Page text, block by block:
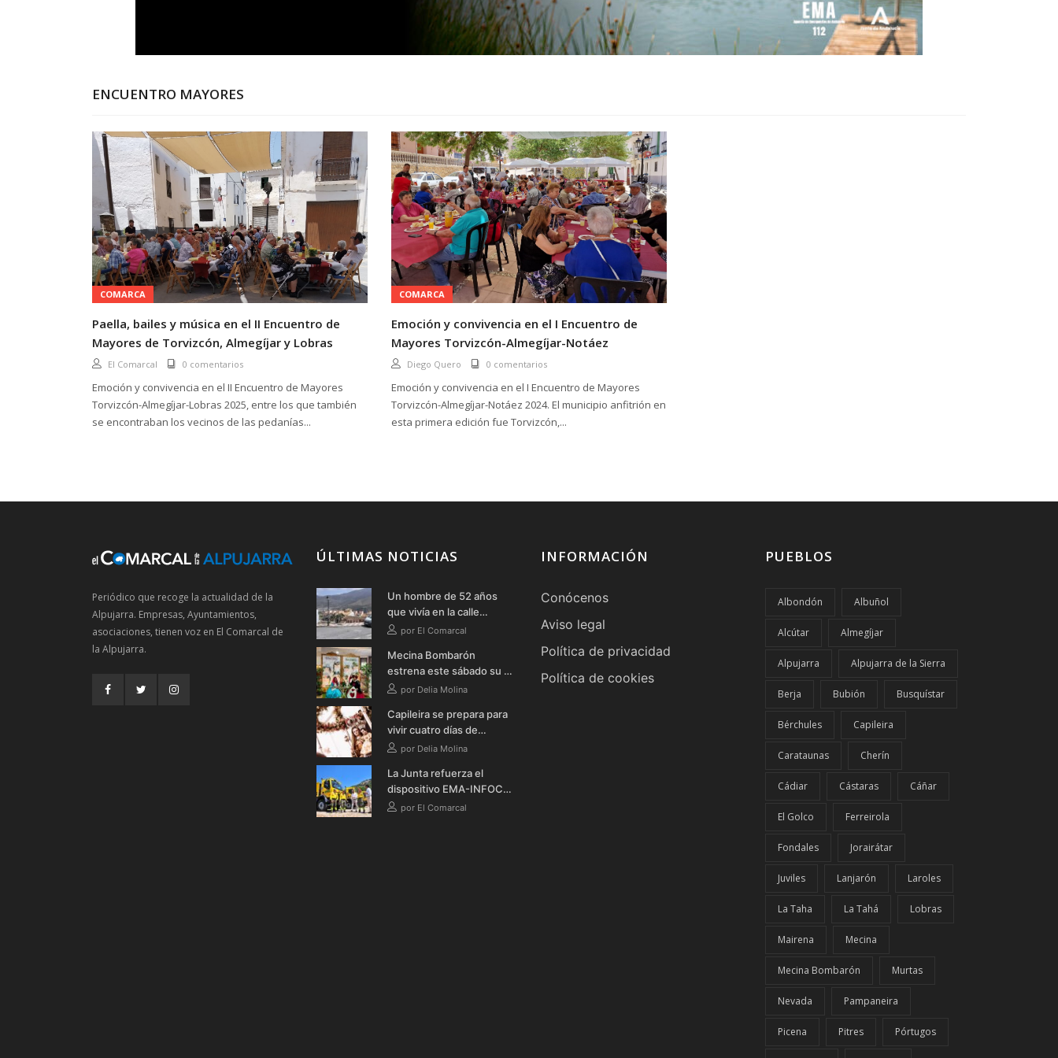
ENCUENTRO MAYORES
COMARCA
Paella, bailes y música en el II Encuentro de
Mayores de Torvizcón, Almegíjar y Lobras
El Comarcal 0 comentarios
Emoción y convivencia en el II Encuentro de Mayores
Torvizcón-Almegíjar-Lobras 2025, entre los que también
se encontraban los vecinos de las pedanías...
COMARCA
Emoción y convivencia en el I Encuentro de
Mayores Torvizcón-Almegíjar-Notáez
Diego Quero 0 comentarios
Emoción y convivencia en el I Encuentro de Mayores
Torvizcón-Almegíjar-Notáez 2024. El municipio anfitrión en
esta primera edición fue Torvizcón,...
Periódico que recoge la actualidad de la
Alpujarra. Empresas, Ayuntamientos,
asociaciones, tienen voz en El Comarcal de
la Alpujarra.
ÚLTIMAS NOTICIAS
Un hombre de 52 años
que vivía en la calle
fallece en Órgiva tras
una bañera
por El Comarcal
Mecina Bombarón
estrena este sábado su I
Ruta Literaria Teatralizada
teatro y verbena
por Delia Molina
Capileira se prepara para
vivir cuatro días de
celebración en honor a la
por Delia Molina
La Junta refuerza el
dispositivo EMA-INFOCA
en Granada con cinco
por El Comarcal
INFORMACIÓN
Conócenos
Aviso legal
Política de privacidad
Política de cookies
PUEBLOS
Albondón Albuñol
Alcútar Almegíjar
Alpujarra Alpujarra de la Sierra
Berja Bubión Busquístar
Bérchules Capileira
Carataunas Cherín
Cádiar Cástaras Cáñar
El Golco Ferreirola
Fondales Jorairátar
Juviles Lanjarón Laroles
La Taha La Tahá Lobras
Mairena Mecina
Mecina Bombarón Murtas
Nevada Pampaneira
Picena Pitres Pórtugos